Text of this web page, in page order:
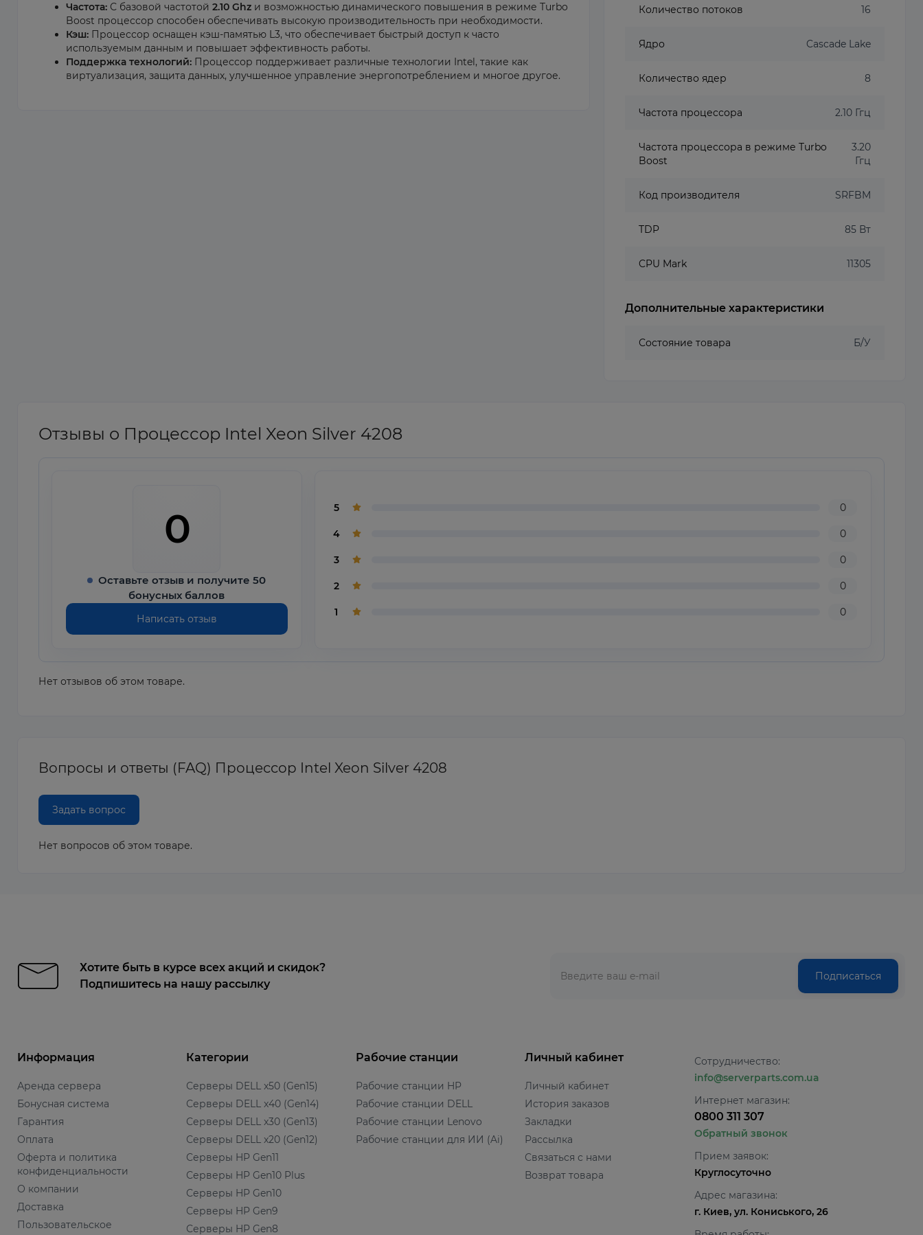
Частота: С базовой частотой 2.10 Ghz и возможностью динамического повышения в режиме Turbo
Boost процессор способен обеспечивать высокую производительность при необходимости.
Кэш: Процессор оснащен кэш-памятью L3, что обеспечивает быстрый доступ к часто
используемым данным и повышает эффективность работы.
Поддержка технологий: Процессор поддерживает различные технологии Intel, такие как
виртуализация, защита данных, улучшенное управление энергопотреблением и многое другое.
Количество потоков 16
Ядро Cascade Lake
Количество ядер 8
Частота процессора 2.10 Ггц
Частота процессора в режиме Turbo
Boost
3.20
Ггц
Код производителя SRFBM
TDP 85 Вт
CPU Mark 11305
Дополнительные характеристики
Состояние товара Б/У
Отзывы о Процессор Intel Xeon Silver 4208
0
Оставьте отзыв и получите 50
бонусных баллов
Написать отзыв
5 0
4 0
3 0
2 0
1 0
Нет отзывов об этом товаре.
Вопросы и ответы (FAQ) Процессор Intel Xeon Silver 4208
Задать вопрос
Нет вопросов об этом товаре.
Хотите быть в курсе всех акций и скидок?
Подпишитесь на нашу рассылку
Подписаться
Информация
Аренда сервера
Бонусная система
Гарантия
Оплата
Оферта и политика
конфиденциальности
О компании
Доставка
Пользовательское
Категории
Серверы DELL x50 (Gen15)
Серверы DELL x40 (Gen14)
Серверы DELL x30 (Gen13)
Серверы DELL x20 (Gen12)
Серверы HP Gen11
Серверы HP Gen10 Plus
Серверы HP Gen10
Серверы HP Gen9
Серверы HP Gen8
Рабочие станции
Рабочие станции HP
Рабочие станции DELL
Рабочие станции Lenovo
Рабочие станции для ИИ (Ai)
Личный кабинет
Личный кабинет
История заказов
Закладки
Рассылка
Связаться с нами
Возврат товара
Сотрудничество:
info@serverparts.com.ua
Интернет магазин:
0800 311 307
Обратный звонок
Прием заявок:
Круглосуточно
Адрес магазина:
г. Киев, ул. Кониського, 26